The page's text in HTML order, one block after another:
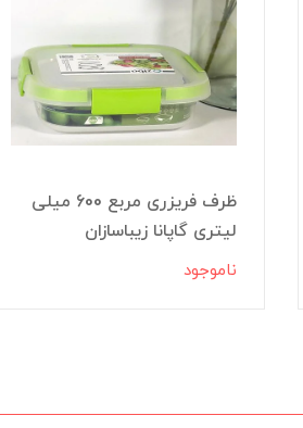
ظرف فریزری مربع 600 میلی
لیتری گاپانا زیباسازان
ناموجود